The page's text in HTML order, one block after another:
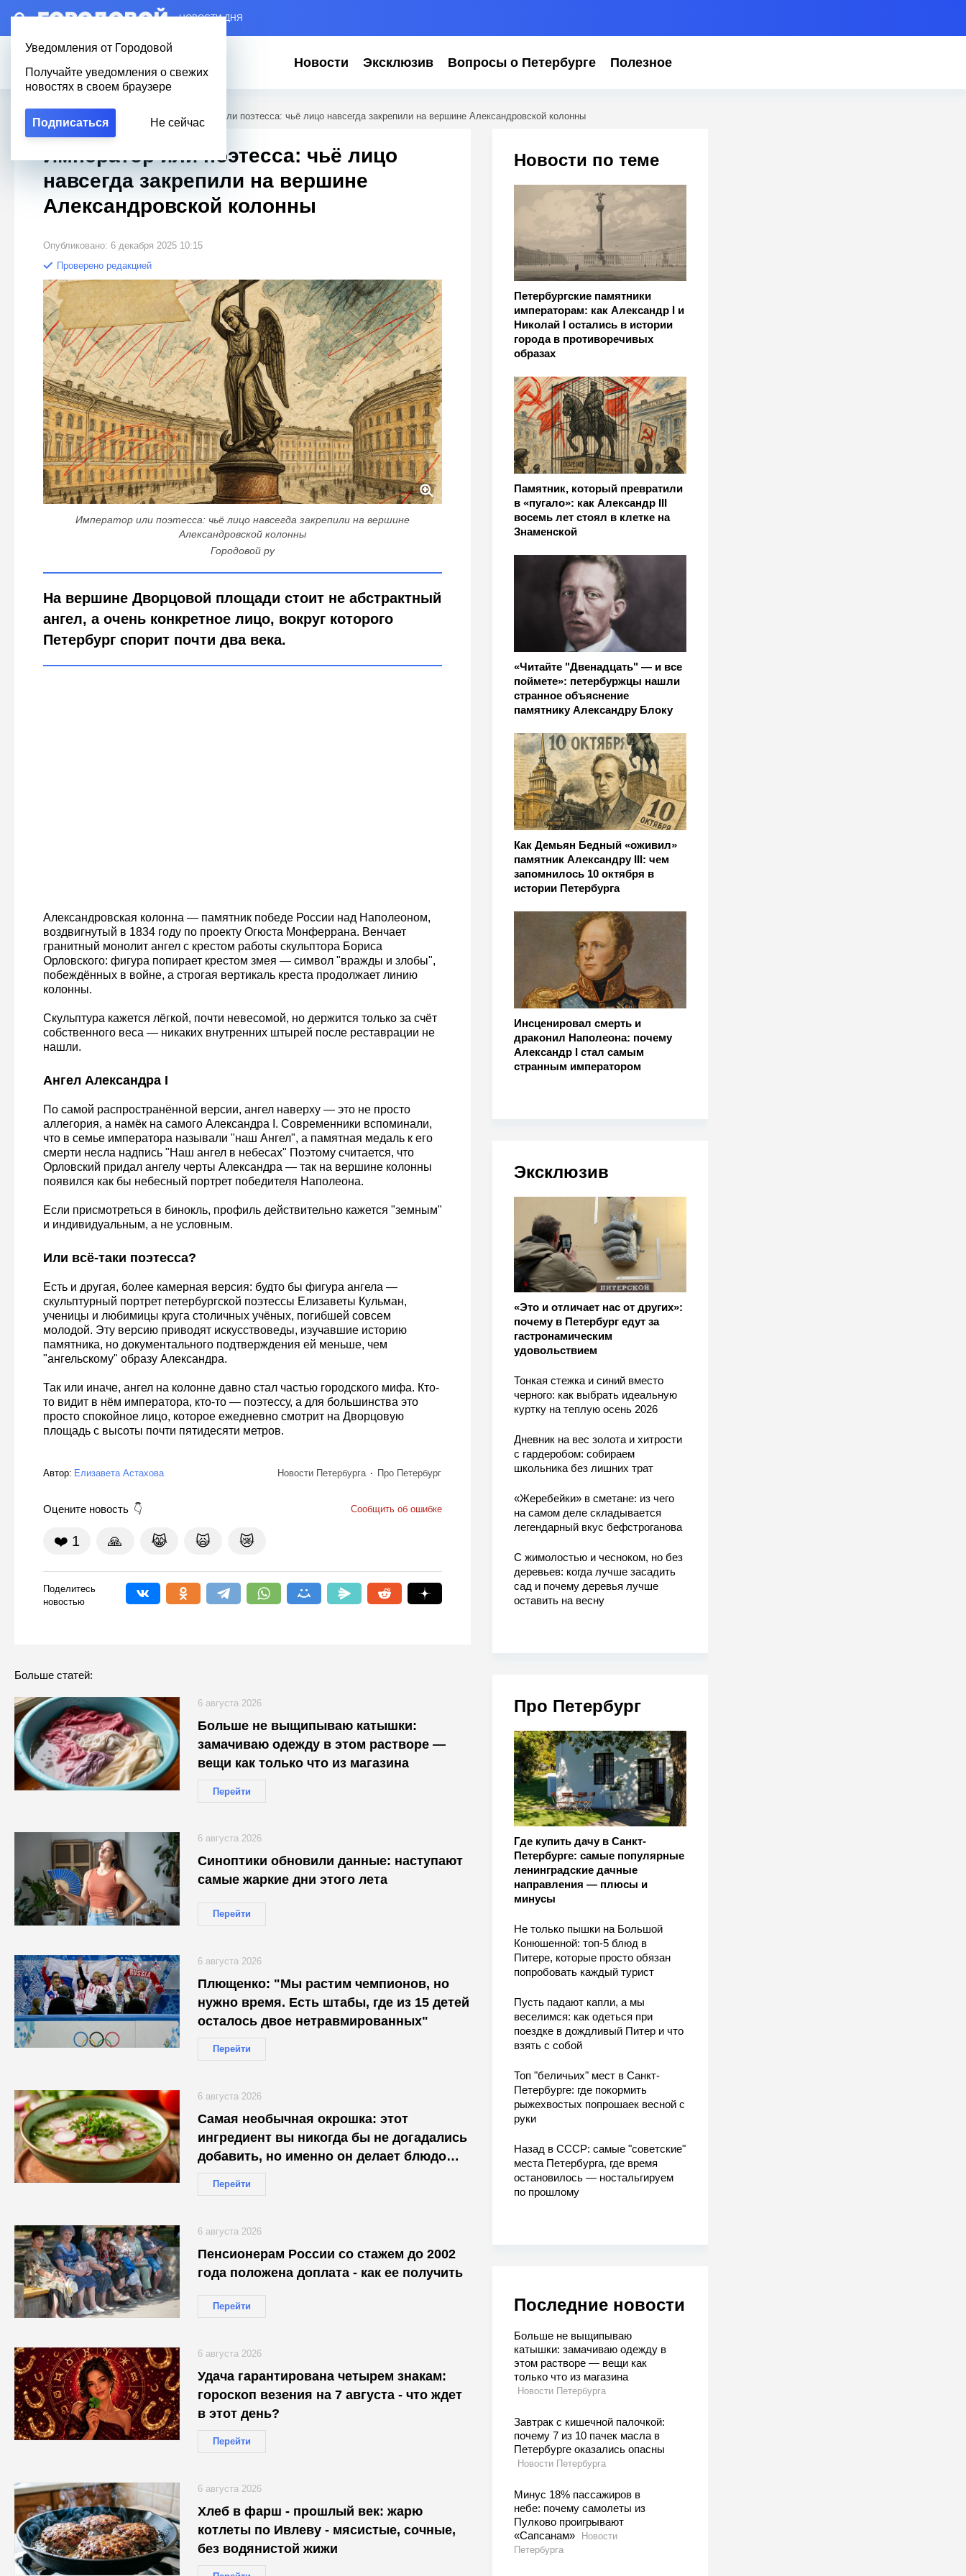
– НОВОСТИ ДНЯ
Уведомления от Городовой
Получайте уведомления о свежих
новостях в своем браузере
Подписаться Не сейчас
Новости Эксклюзив Вопросы о Петербурге Полезное
Городовой Новости Петербурга Император или поэтесса: чьё лицо навсегда закрепили на вершине Александровской колонны
Новости по теме
Петербургские памятники
императорам: как Александр I и
Николай I остались в истории
города в противоречивых
образах
Памятник, который превратили
в «пугало»: как Александр III
восемь лет стоял в клетке на
Знаменской
«Читайте "Двенадцать" — и все
поймете»: петербуржцы нашли
странное объяснение
памятнику Александру Блоку
Как Демьян Бедный «оживил»
памятник Александру III: чем
запомнилось 10 октября в
истории Петербурга
Инсценировал смерть и
драконил Наполеона: почему
Александр I стал самым
странным императором
Эксклюзив
«Это и отличает нас от других»:
почему в Петербург едут за
гастронамическим
удовольствием
Тонкая стежка и синий вместо
черного: как выбрать идеальную
куртку на теплую осень 2026
Дневник на вес золота и хитрости
с гардеробом: собираем
школьника без лишних трат
«Жеребейки» в сметане: из чего
на самом деле складывается
легендарный вкус бефстроганова
С жимолостью и чесноком, но без
деревьев: когда лучше засадить
сад и почему деревья лучше
оставить на весну
Про Петербург
Где купить дачу в Санкт-
Петербурге: самые популярные
ленинградские дачные
направления — плюсы и
минусы
Не только пышки на Большой
Конюшенной: топ-5 блюд в
Питере, которые просто обязан
попробовать каждый турист
Пусть падают капли, а мы
веселимся: как одеться при
поездке в дождливый Питер и что
взять с собой
Топ "беличьих" мест в Санкт-
Петербурге: где покормить
рыжехвостых попрошаек весной с
руки
Назад в СССР: самые "советские"
места Петербурга, где время
остановилось — ностальгируем
по прошлому
Последние новости
Больше не выщипываю
катышки: замачиваю одежду в
этом растворе — вещи как
только что из магазина
Новости Петербурга
Завтрак с кишечной палочкой:
почему 7 из 10 пачек масла в
Петербурге оказались опасны
Новости Петербурга
Минус 18% пассажиров в
небе: почему самолеты из
Пулково проигрывают
«Сапсанам»
Новости
Петербурга
Император или поэтесса: чьё лицо
навсегда закрепили на вершине
Александровской колонны
Опубликовано: 6 декабря 2025 10:15
Проверено редакцией
Император или поэтесса: чьё лицо навсегда закрепили на вершине
Александровской колонны
Городовой ру
На вершине Дворцовой площади стоит не абстрактный
ангел, а очень конкретное лицо, вокруг которого
Петербург спорит почти два века.
Александровская колонна — памятник победе России над Наполеоном,
воздвигнутый в 1834 году по проекту Огюста Монферрана. Венчает
гранитный монолит ангел с крестом работы скульптора Бориса
Орловского: фигура попирает крестом змея — символ "вражды и злобы",
побеждённых в войне, а строгая вертикаль креста продолжает линию
колонны.
Скульптура кажется лёгкой, почти невесомой, но держится только за счёт
собственного веса — никаких внутренних штырей после реставрации не
нашли.
Ангел Александра I
По самой распространённой версии, ангел наверху — это не просто
аллегория, а намёк на самого Александра I. Современники вспоминали,
что в семье императора называли "наш Ангел", а памятная медаль к его
смерти несла надпись "Наш ангел в небесах" Поэтому считается, что
Орловский придал ангелу черты Александра — так на вершине колонны
появился как бы небесный портрет победителя Наполеона.
Если присмотреться в бинокль, профиль действительно кажется "земным"
и индивидуальным, а не условным.
Или всё-таки поэтесса?
Есть и другая, более камерная версия: будто бы фигура ангела —
скульптурный портрет петербургской поэтессы Елизаветы Кульман,
ученицы и любимицы круга столичных учёных, погибшей совсем
молодой. Эту версию приводят искусствоведы, изучавшие историю
памятника, но документального подтверждения ей меньше, чем
"ангельскому" образу Александра.
Так или иначе, ангел на колонне давно стал частью городского мифа. Кто-
то видит в нём императора, кто-то — поэтессу, а для большинства это
просто спокойное лицо, которое ежедневно смотрит на Дворцовую
площадь с высоты почти пятидесяти метров.
Автор: Елизавета Астахова Новости Петербурга Про Петербург
Оцените новость Сообщить об ошибке
❤️ 1 🙏 😹 🙀 😿
Поделитесь
новостью
Больше статей:
Больше не выщипываю катышки:
замачиваю одежду в этом растворе —
вещи как только что из магазина
Перейти
6 августа 2026
Синоптики обновили данные: наступают
самые жаркие дни этого лета
Перейти
6 августа 2026
Плющенко: "Мы растим чемпионов, но
нужно время. Есть штабы, где из 15 детей
осталось двое нетравмированных"
Перейти
6 августа 2026
Самая необычная окрошка: этот
ингредиент вы никогда бы не догадались
добавить, но именно он делает блюдо
Перейти
6 августа 2026
Пенсионерам России со стажем до 2002
года положена доплата - как ее получить
Перейти
6 августа 2026
Удача гарантирована четырем знакам:
гороскоп везения на 7 августа - что ждет
в этот день?
Перейти
6 августа 2026
Хлеб в фарш - прошлый век: жарю
котлеты по Ивлеву - мясистые, сочные,
без водянистой жижи
6 августа 2026